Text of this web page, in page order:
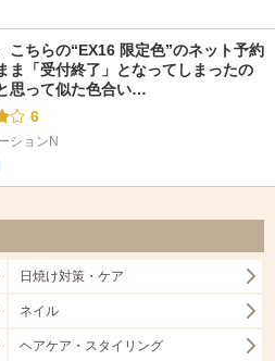
こちらの“EX16 限定色”のネット予約
ま「受付終了」となってしまったの
思って似た色合い…
6
ションN
日焼け対策・ケア
ネイル
ヘアケア・スタイリング